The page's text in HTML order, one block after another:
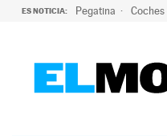
ES NOTICIA: Pegatina